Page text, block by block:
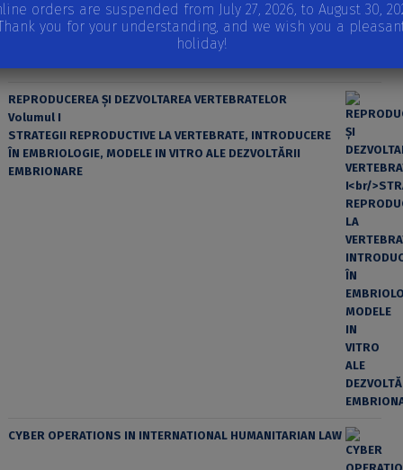
REPRODUCEREA ȘI DEZVOLTAREA VERTEBRATELOR
Volumul I
STRATEGII REPRODUCTIVE LA VERTEBRATE, INTRODUCERE
ÎN EMBRIOLOGIE, MODELE IN VITRO ALE DEZVOLTĂRII
EMBRIONARE
CYBER OPERATIONS IN INTERNATIONAL HUMANITARIAN LAW
orders are suspended from July 27, 2026, to August 30,
you for your understanding, and we wish you a
holiday!